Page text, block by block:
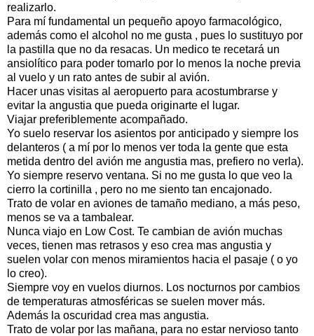
realizarlo.
Para mí fundamental un pequeño apoyo farmacológico,
además como el alcohol no me gusta , pues lo sustituyo por
la pastilla que no da resacas. Un medico te recetará un
ansiolítico para poder tomarlo por lo menos la noche previa
al vuelo y un rato antes de subir al avión.
Hacer unas visitas al aeropuerto para acostumbrarse y
evitar la angustia que pueda originarte el lugar.
Viajar preferiblemente acompañado.
Yo suelo reservar los asientos por anticipado y siempre los
delanteros ( a mí por lo menos ver toda la gente que esta
metida dentro del avión me angustia mas, prefiero no verla).
Yo siempre reservo ventana. Si no me gusta lo que veo la
cierro la cortinilla , pero no me siento tan encajonado.
Trato de volar en aviones de tamaño mediano, a más peso,
menos se va a tambalear.
Nunca viajo en Low Cost. Te cambian de avión muchas
veces, tienen mas retrasos y eso crea mas angustia y
suelen volar con menos miramientos hacia el pasaje ( o yo
lo creo).
Siempre voy en vuelos diurnos. Los nocturnos por cambios
de temperaturas atmosféricas se suelen mover más.
Además la oscuridad crea mas angustia.
Trato de volar por las mañana, para no estar nervioso tanto